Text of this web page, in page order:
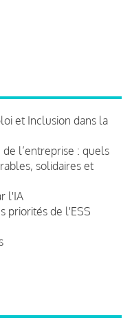
et Inclusion dans la
l’entreprise : quels
solidaires et
l'IA
priorités de l'ESS